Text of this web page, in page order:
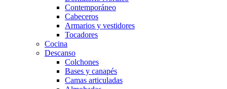
Contemporáneo
Cabeceros
Armarios y vestidores
Tocadores
Cocina
Descanso
Colchones
Bases y canapés
Camas articuladas